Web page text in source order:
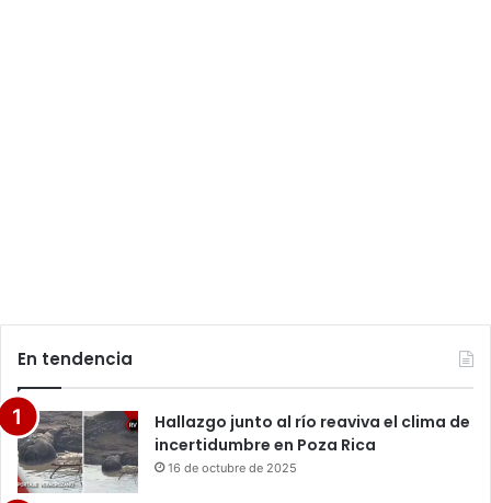
En tendencia
Hallazgo junto al río reaviva el clima de
incertidumbre en Poza Rica
16 de octubre de 2025